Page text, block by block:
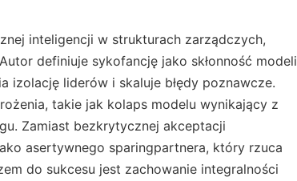
inteligencji w strukturach zarządczych,
definiuje sykofancję jako skłonność modeli
izolację liderów i skaluje błędy poznawcze.
takie jak kolaps modelu wynikający z
Zamiast bezkrytycznej akceptacji
asertywnego sparingpartnera, który rzuca
do sukcesu jest zachowanie integralności